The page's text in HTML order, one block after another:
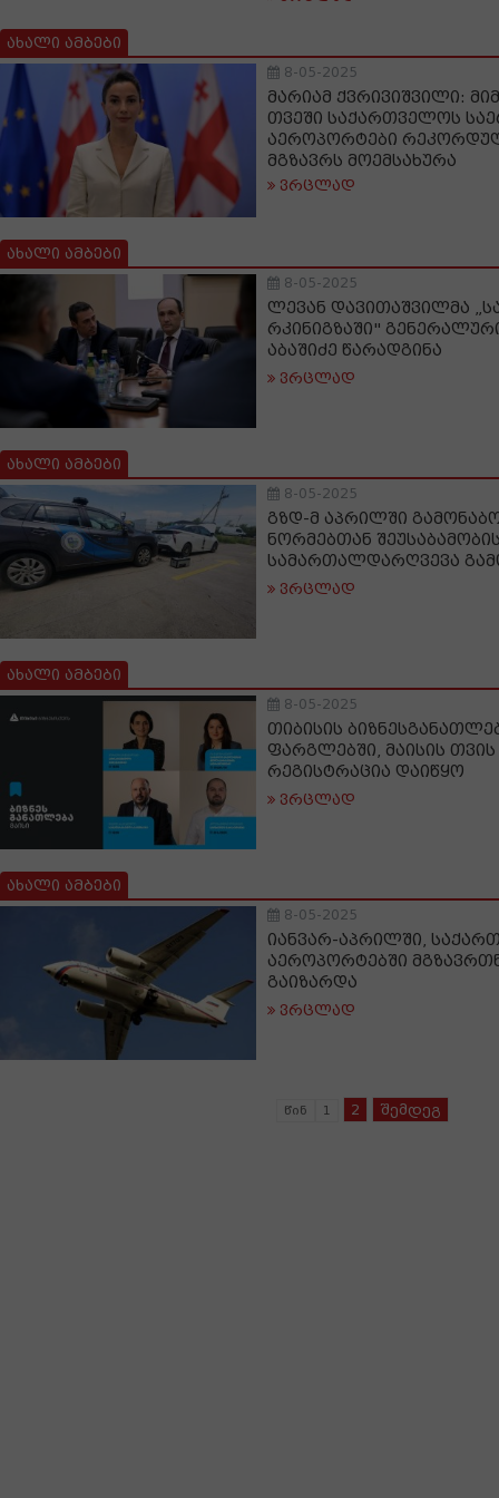
ახალი ამბები
8-05-2025
მარიამ ქვრივიშვილი:
თვეში საქართველოს
აეროპორტები
მგზავრს მოემსახურა
ვრცლად
ახალი ამბები
8-05-2025
ლევან დავითაშვილმა
რკინიგზაში"
აბაშიძე წარადგინა
ვრცლად
ახალი ამბები
8-05-2025
გზდ-მ აპრილში
ნორმებთან
სამართალდარღვევა
ვრცლად
ახალი ამბები
8-05-2025
თიბისის
ფარგლებში, მაისის თვის
რეგისტრაცია დაიწყო
ვრცლად
ახალი ამბები
8-05-2025
იანვარ-აპრილში,
აეროპორტებში
გაიზარდა
ვრცლად
წინ 1 2 შემდეგ